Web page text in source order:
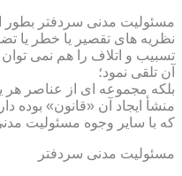
مسئولیت مدنی سردفتر بطور
نظریه های تقصیر یا خطر یا
تسبیب و اتلاف را هم نمی
آن تلقی نمود؛
بلکه مجموعه ای از عناصر هر
منشأ ایجاد آن «قانون» بوده
که با سایر وجوه مسئولیت
مسئولیت مدنی سردفتر